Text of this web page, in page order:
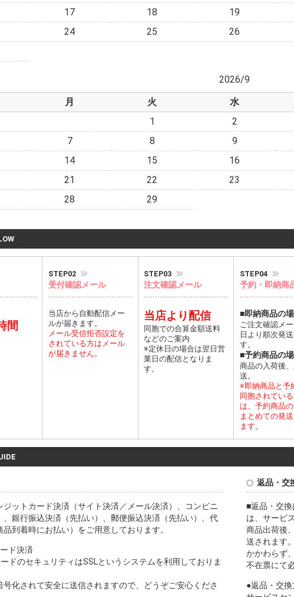
17 18 19
24 25 26
2026/9
月 火 水
1
2
7 8 9
14 15 16
21 22 23
28 29
間
STEP02
受付確認メール
当店から自動配信メー
ルが届きます。
メール受信拒否設定を
されている方はメール
が届きません。
STEP03
注文確認メール
当店より配信
同胞での合算金額送料
などのご案内
※定休日の場合は翌日営
業日の配信となりま
す。
STEP04
予約・即納商
■即納商品の
ご注文確認メ
日より順次発
す。
■予約商品の
商品の入荷後
送。
※即納商品と予
同胞されてい
は、予約商品
まとめての発
ます。
ジットカード決済（サイト決済／メール決済）、コンビニ
、銀行振込決済（先払い）、郵便振込決済（先払い）、代
到着時にお払い）をご用意しております。
ド決済
ドのセキュリティはSSLというシステムを利用しておりま
号化されて安全に送信されますので、どうぞご安心くださ
返品・交
■返品・交
は、サービ
商品出荷後
送されます
かかわらず
不在票にて
●返品・交